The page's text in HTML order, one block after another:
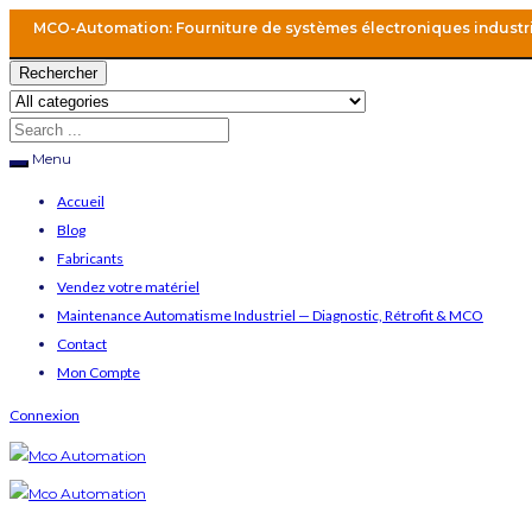
MCO-Automation: Fourniture de systèmes électroniques
Rechercher
Menu
Accueil
Blog
Fabricants
Vendez votre matériel
Maintenance Automatisme Industriel — Diagnostic, Rétrofit & MCO
Contact
Mon Compte
Connexion